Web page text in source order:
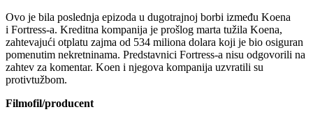
Ovo je bila poslednja epizoda u dugotrajnoj borbi između Koena
i Fortress-a. Kreditna kompanija je prošlog marta tužila Koena,
zahtevajući otplatu zajma od 534 miliona dolara koji je bio osiguran
pomenutim nekretninama. Predstavnici Fortress-a nisu odgovorili na
zahtev za komentar. Koen i njegova kompanija uzvratili su
protivtužbom.
Filmofil/producent